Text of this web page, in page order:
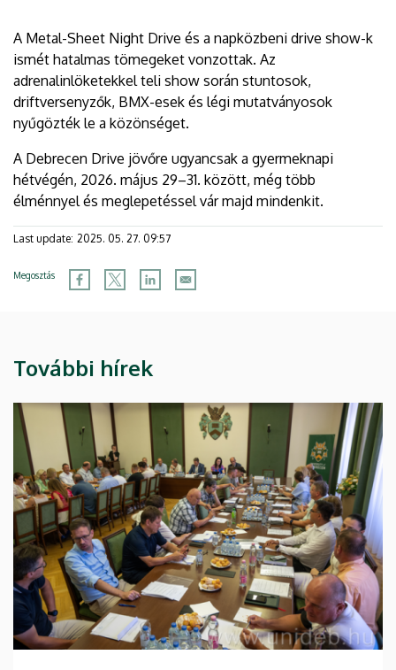
A Metal-Sheet Night Drive és a napközbeni drive show-k
ismét hatalmas tömegeket vonzottak. Az
adrenalinlöketekkel teli show során stuntosok,
driftversenyzők, BMX-esek és légi mutatványosok
nyűgözték le a közönséget.
A Debrecen Drive jövőre ugyancsak a gyermeknapi
hétvégén, 2026. május 29–31. között, még több
élménnyel és meglepetéssel vár majd mindenkit.
Last update: 2025. 05. 27. 09:57
Megosztás
További hírek